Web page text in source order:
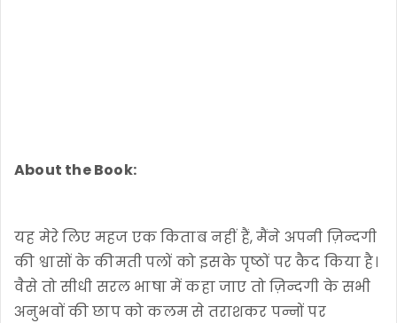
About the Book:
यह मेरे लिए महज एक किताब नहीं हैं, मैंने अपनी ज़िन्दगी
की श्वासों के कीमती पलों को इसके पृष्ठों पर कैद किया है।
वैसे तो सीधी सरल भाषा में कहा जाए तो ज़िन्दगी के सभी
अनुभवों की छाप को कलम से तराशकर पन्नों पर